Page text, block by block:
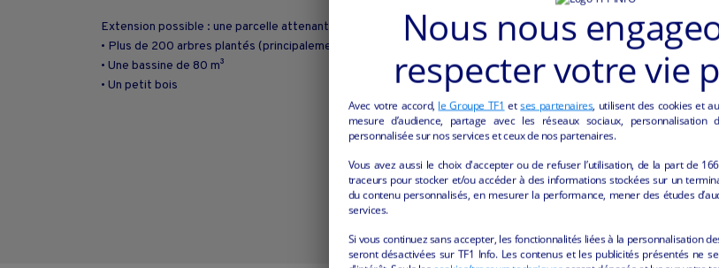
Extension possible : une parcelle attenante de deux hectares est aménagée en parc paysager, avec :
• Plus de 200 arbres plantés (principalement fruitiers et ornementaux)
• Une bassine de 80 m³
• Un petit bois
Nous nous
respecter votre vie
Avec votre accord, le Groupe TF1 etses partenaires, utilisent des cookies et
mesure d’audience, partage avec les réseaux sociaux, personnalisation
personnalisée sur nos services et ceux de nos partenaires.
Vous avez aussi le choix d'accepter ou de refuser l’utilisation, de la part de 166
traceurs pour stocker et/ou accéder à des informations stockées sur un
du contenu personnalisés, en mesurer la performance, mener des études
services.
Si vous continuez sans accepter, les fonctionnalités liées à la personnalisation
seront désactivées sur TF1 Info. Les contenus et les publicités présentés ne